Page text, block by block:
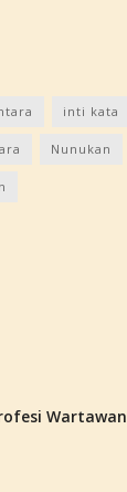
inti kata
Nunukan
Wartawan